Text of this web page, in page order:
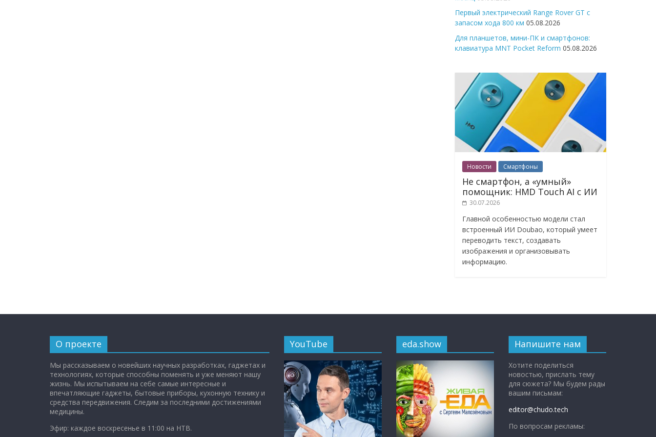
Первый электрический Range Rover GT с
запасом хода 800 км 05.08.2026
Для планшетов, мини-ПК и смартфонов:
клавиатура MNT Pocket Reform 05.08.2026
Новости Смартфоны
Не смартфон, а «умный»
помощник: HMD Touch AI с ИИ
30.07.2026
Главной особенностью модели стал
встроенный ИИ Doubao, который умеет
переводить текст, создавать
изображения и организовывать
информацию.
О проекте
Мы рассказываем о новейших научных разработках, гаджетах и
технологиях, которые способны поменять и уже меняют нашу
жизнь. Мы испытываем на себе самые интересные и
впечатляющие гаджеты, бытовые приборы, кухонную технику и
средства передвижения. Следим за последними достижениями
медицины.
Эфир: каждое воскресенье в 11:00 на НТВ.
YouTube eda.show Напишите нам
Хотите поделиться
новостью, прислать тему
для сюжета? Мы будем рады
вашим письмам:
editor@chudo.tech
По вопросам рекламы: